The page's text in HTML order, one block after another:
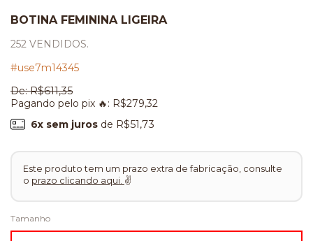
BOTINA FEMININA LIGEIRA
252 VENDIDOS.
#use7m14345
De:R$611,35
Pagando pelo pix 🔥: R$279,32
6x sem jurosde R$51,73
Este produto tem um prazo extra de fabricação, consulte
o prazo clicando aqui. ✌
Tamanho